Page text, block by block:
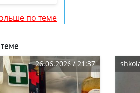
по теме
26.06.2026 / 21:37